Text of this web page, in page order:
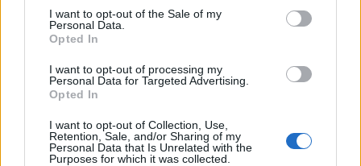
I want to opt-out of the Sale of my
Personal Data.
Opted In
I want to opt-out of processing my
Personal Data for Targeted Advertising.
Opted In
I want to opt-out of Collection, Use,
Retention, Sale, and/or Sharing of my
Personal Data that Is Unrelated with the
Purposes for which it was collected.
Deiveson Figueiredoannoncées à la télévision
pour le moment. Nous mettrons cette page à
Pour suivre l' actu Deiveson Figueiredo
partenaire RezoSport.com qui sélectionne l'actu
boxe issue des meilleurs médias, et propose